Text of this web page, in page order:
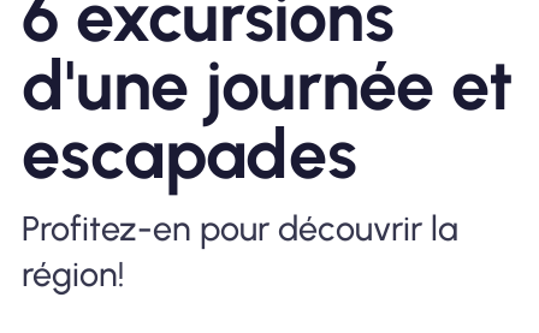
Forfaits
À propos de l'eSIM
Pourquoi Nomad eSIM
6 excursions
d'une journée et
escapades
Profitez-en pour découvrir la
région!